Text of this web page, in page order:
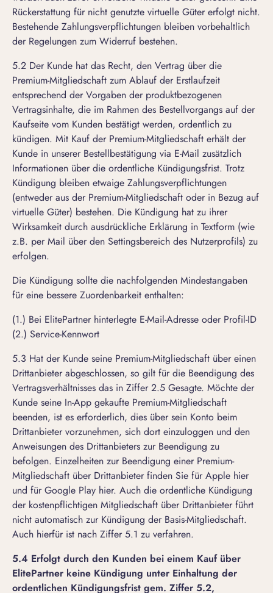
Rückerstattung für nicht genutzte virtuelle Güter erfolgt nicht.
Bestehende Zahlungsverpflichtungen bleiben vorbehaltlich
der Regelungen zum Widerruf bestehen.
5.2 Der Kunde hat das Recht, den Vertrag über die
Premium-Mitgliedschaft zum Ablauf der Erstlaufzeit
entsprechend der Vorgaben der produktbezogenen
Vertragsinhalte, die im Rahmen des Bestellvorgangs auf der
Kaufseite vom Kunden bestätigt werden, ordentlich zu
kündigen. Mit Kauf der Premium-Mitgliedschaft erhält der
Kunde in unserer Bestellbestätigung via E-Mail zusätzlich
Informationen über die ordentliche Kündigungsfrist. Trotz
Kündigung bleiben etwaige Zahlungsverpflichtungen
(entweder aus der Premium-Mitgliedschaft oder in Bezug auf
virtuelle Güter) bestehen. Die Kündigung hat zu ihrer
Wirksamkeit durch ausdrückliche Erklärung in Textform (wie
z.B. per Mail über den Settingsbereich des Nutzerprofils) zu
erfolgen.
Die Kündigung sollte die nachfolgenden Mindestangaben
für eine bessere Zuordenbarkeit enthalten:
(1.) Bei ElitePartner hinterlegte E-Mail-Adresse oder Profil-ID
(2.) Service-Kennwort
5.3 Hat der Kunde seine Premium-Mitgliedschaft über einen
Drittanbieter abgeschlossen, so gilt für die Beendigung des
Vertragsverhältnisses das in Ziffer 2.5 Gesagte. Möchte der
Kunde seine In-App gekaufte Premium-Mitgliedschaft
beenden, ist es erforderlich, dies über sein Konto beim
Drittanbieter vorzunehmen, sich dort einzuloggen und den
Anweisungen des Drittanbieters zur Beendigung zu
befolgen. Einzelheiten zur Beendigung einer Premium-
Mitgliedschaft über Drittanbieter finden Sie für Apple hier
und für Google Play hier. Auch die ordentliche Kündigung
der kostenpflichtigen Mitgliedschaft über Drittanbieter führt
nicht automatisch zur Kündigung der Basis-Mitgliedschaft.
Auch hierfür ist nach Ziffer 5.1 zu verfahren.
5.4 Erfolgt durch den Kunden bei einem Kauf über
ElitePartner keine Kündigung unter Einhaltung der
ordentlichen Kündigungsfrist gem. Ziffer 5.2,